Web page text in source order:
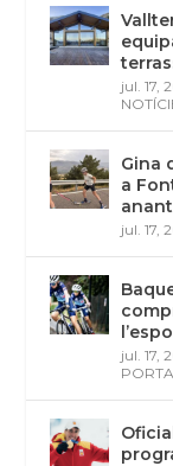
jul. 17,
Gina
a
jul. 17,
jul. 17,